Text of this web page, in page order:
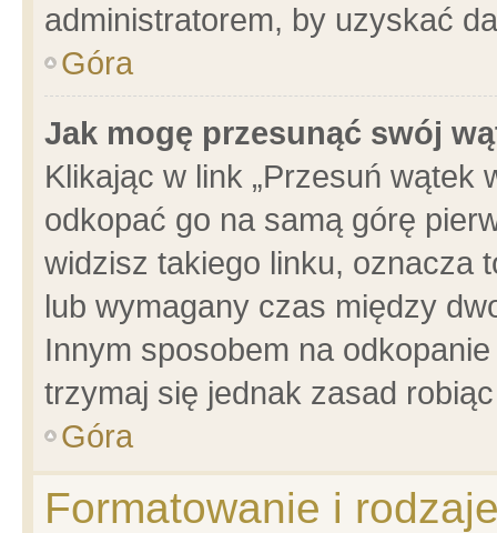
administratorem, by uzyskać
Góra
Jak mogę przesunąć swój
Klikając w link „Przesuń wątek
odkopać go na samą górę
widzisz takiego linku, oznacza
lub wymagany czas między
Innym sposobem na
trzymaj się jednak zasad
Góra
Formatowanie i